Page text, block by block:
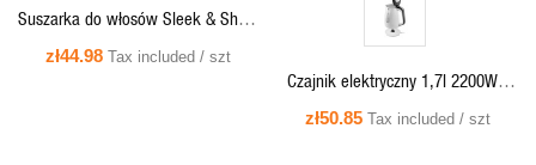
Suszarka do włosów Sleek & Shine
FlexiDry 1400W, składana rączka,
zł44.98 Tax included / szt
Czajnik elektryczny 1,7l 2200W -
LAFE CEG018
zł50.85 Tax included / szt